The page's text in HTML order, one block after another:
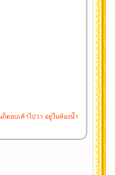
ตอบเค้าไปว่า อยู่ในห้องน้ำ